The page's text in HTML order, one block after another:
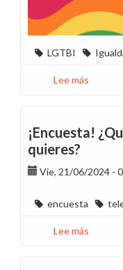
LGTBI
Lee más
LGTBI+
¡Encuesta!
quieres?
Vie, 21/06/2024 -
encuesta
Lee más